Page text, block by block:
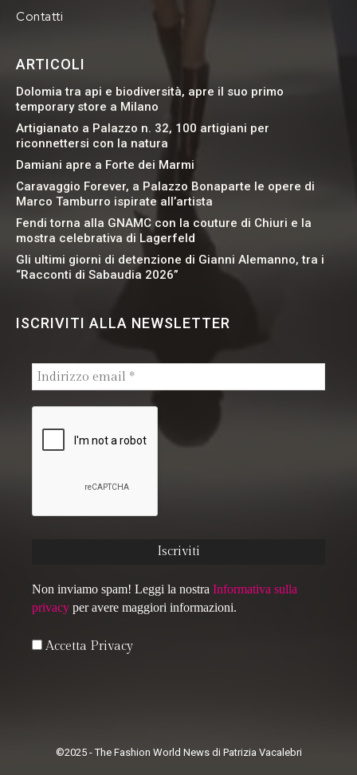
Contatti
ARTICOLI
Dolomia tra api e biodiversità, apre il suo primo
temporary store a Milano
Artigianato a Palazzo n. 32, 100 artigiani per
riconnettersi con la natura
Damiani apre a Forte dei Marmi
Caravaggio Forever, a Palazzo Bonaparte le opere di
Marco Tamburro ispirate all’artista
Fendi torna alla GNAMC con la couture di Chiuri e la
mostra celebrativa di Lagerfeld
Gli ultimi giorni di detenzione di Gianni Alemanno, tra i
“Racconti di Sabaudia 2026”
ISCRIVITI ALLA NEWSLETTER
Non inviamo spam! Leggi la nostra Informativa sulla
privacy per avere maggiori informazioni.
Accetta Privacy
©2025 - The Fashion World News di Patrizia Vacalebri